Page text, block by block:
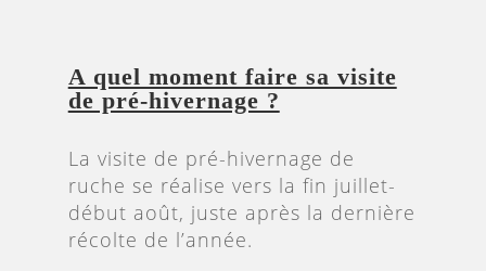
A quel moment faire sa visite
de pré-hivernage ?
La visite de pré-hivernage de
ruche se réalise vers la fin juillet-
début août, juste après la dernière
récolte de l’année.